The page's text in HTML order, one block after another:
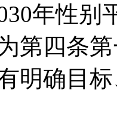
年性
第四条
明确目